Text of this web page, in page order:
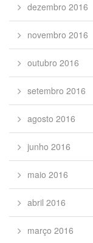
dezembro 2016
novembro 2016
outubro 2016
setembro 2016
agosto 2016
junho 2016
maio 2016
abril 2016
março 2016